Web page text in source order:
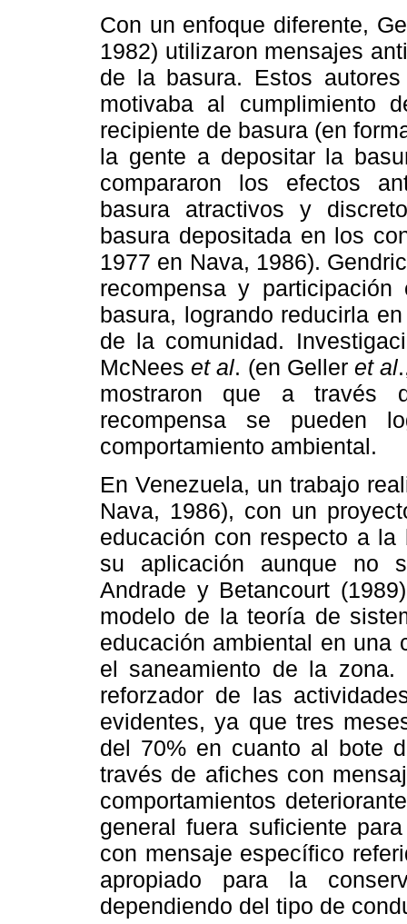
Con un enfoque diferente,
1982) utilizaron mensajes
de la basura. Estos
motivaba al cumplimiento
recipiente de basura (en
la gente a depositar la
compararon los efectos
basura atractivos y
basura depositada en los
1977 en Nava, 1986).
recompensa y
basura, logrando reducirla
de la comunidad.
McNeeset al. (en Gelleret al
mostraron que a través
recompensa se pueden
comportamiento ambiental.
En Venezuela, un trabajo
Nava, 1986), con un
educación con respecto a
su aplicación aunque no
Andrade y Betancourt
modelo de la teoría de
educación ambiental en una
el saneamiento de la zona.
reforzador de las
evidentes, ya que tres
del 70% en cuanto al bote
través de afiches con
comportamientos
general fuera suficiente
con mensaje específico
apropiado para la
dependiendo del tipo de